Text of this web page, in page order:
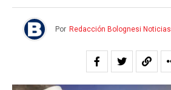
Por Redacción Bolognesi Noticias